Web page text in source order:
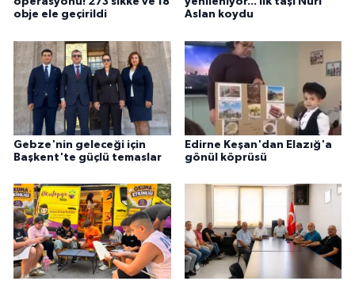
obje ele geçirildi
Aslan koydu
Gebze'nin geleceği için
Başkent'te güçlü temaslar
Edirne Keşan'dan Elazığ'a
gönül köprüsü